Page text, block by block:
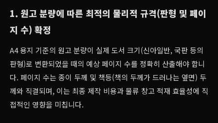
1. 원고 분량에 따른 최적의 물리적 규격(판형 및 페이
지 수) 확정
A4 용지 기준의 원고 분량이 실제 도서 크기(신아일반, 국판 등의
판형)로 변환되었을 때의 예상 페이지 수를 정확히 산출해야 합니
다. 페이지 수는 종이 두께 및 책등(책의 두께가 드러나는 옆면) 두
께와 직결되며, 이는 최종 제작 비용과 물류 창고 적재 효율성에 직
접적인 영향을 미칩니다.